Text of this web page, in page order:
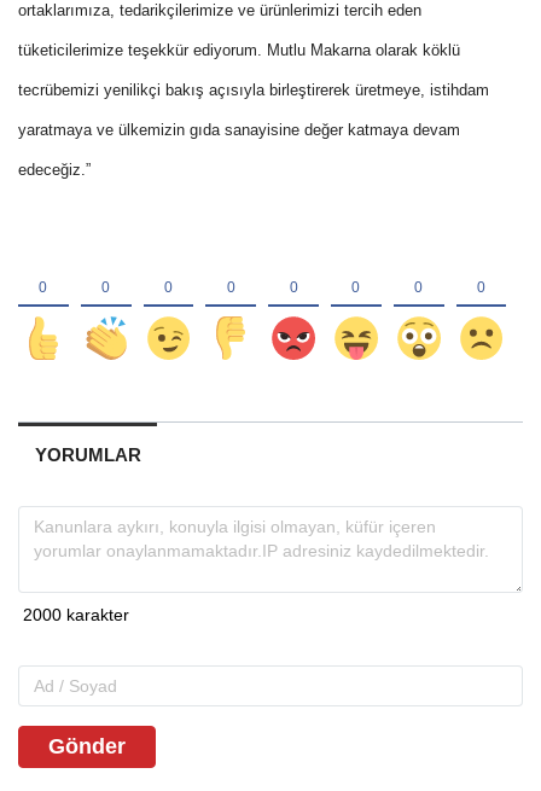
ortaklarımıza, tedarikçilerimize ve ürünlerimizi tercih eden
tüketicilerimize teşekkür ediyorum. Mutlu Makarna olarak köklü
tecrübemizi yenilikçi bakış açısıyla birleştirerek üretmeye, istihdam
yaratmaya ve ülkemizin gıda sanayisine değer katmaya devam
edeceğiz.”
YORUMLAR
Gönder